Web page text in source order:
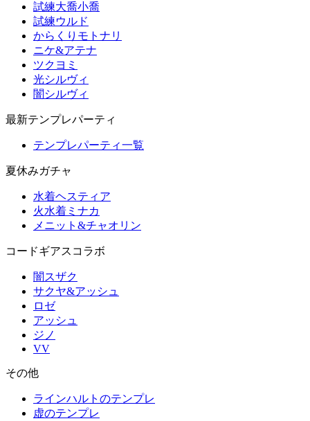
試練大喬小喬
試練ウルド
からくりモトナリ
ニケ&アテナ
ツクヨミ
光シルヴィ
闇シルヴィ
最新テンプレパーティ
テンプレパーティ一覧
夏休みガチャ
水着ヘスティア
火水着ミナカ
メニット&チャオリン
コードギアスコラボ
闇スザク
サクヤ&アッシュ
ロゼ
アッシュ
ジノ
VV
その他
ラインハルトのテンプレ
虚のテンプレ